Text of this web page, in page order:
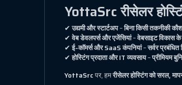
YottaSrc रीसेलर
✔उद्यमी और स्टार्टअप–बिना किसी तकनीकी
✔वेब डेवलपर्स और एजेंसियां–वेबसाइट विकास
✔ई-कॉमर्स और SaaS कंपनियां–सर्वर प्रबंधित
✔होस्टिंग प्रदाता और IT व्यवसाय–प्रीमियम
YottaSrcपर, हमरीसेलर होस्टिंग को सरल,